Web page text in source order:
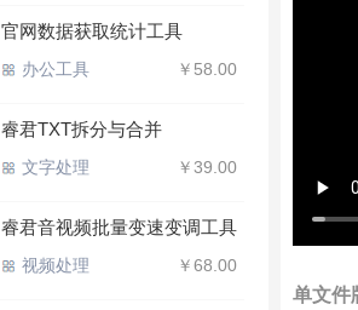
官网数据获取统计工具
办公工具 ￥58.00
睿君TXT拆分与合并
文字处理 ￥39.00
睿君音视频批量变速变调工具
视频处理 ￥68.00
单文件